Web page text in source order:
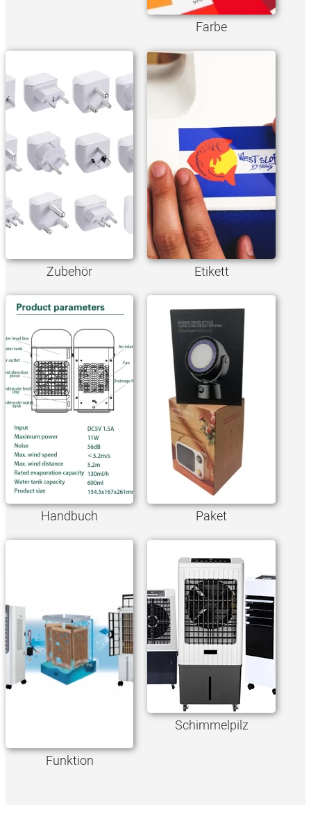
Farbe
Zubehör Etikett
Handbuch Paket
Funktion
Schimmelpilz